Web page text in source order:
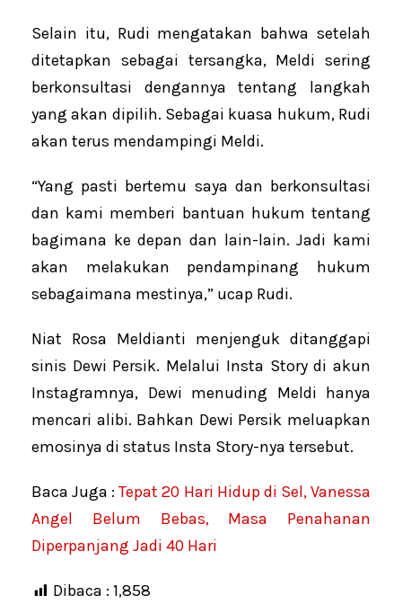
Selain itu, Rudi mengatakan bahwa setelah
ditetapkan sebagai tersangka, Meldi sering
berkonsultasi dengannya tentang langkah
yang akan dipilih. Sebagai kuasa hukum, Rudi
akan terus mendampingi Meldi.
“Yang pasti bertemu saya dan berkonsultasi
dan kami memberi bantuan hukum tentang
bagimana ke depan dan lain-lain. Jadi kami
akan melakukan pendampinang hukum
sebagaimana mestinya,” ucap Rudi.
Niat Rosa Meldianti menjenguk ditanggapi
sinis Dewi Persik. Melalui Insta Story di akun
Instagramnya, Dewi menuding Meldi hanya
mencari alibi. Bahkan Dewi Persik meluapkan
emosinya di status Insta Story-nya tersebut.
Baca Juga :Tepat 20 Hari Hidup di Sel, Vanessa
Angel Belum Bebas, Masa Penahanan
Diperpanjang Jadi 40 Hari
Dibaca : 1,858